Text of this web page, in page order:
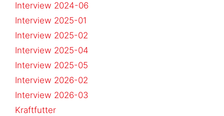
Interview 2024-06
Interview 2025-01
Interview 2025-02
Interview 2025-04
Interview 2025-05
Interview 2026-02
Interview 2026-03
Kraftfutter